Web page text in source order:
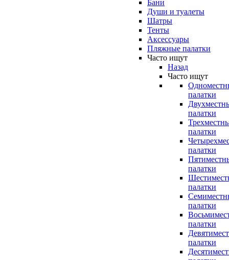
Бани
Души и туалеты
Шатры
Тенты
Аксессуары
Пляжные палатки
Часто ищут
Назад
Часто ищут
палатки
палатки
палатки
палатки
палатки
палатки
палатки
палатки
палатки